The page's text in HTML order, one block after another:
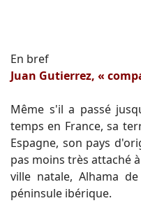
En bref
Juan Gutierrez, «
Même s'il a passé
temps en France, sa
Espagne, son pays
pas moins très attaché
ville natale, Alhama
péninsule ibérique.